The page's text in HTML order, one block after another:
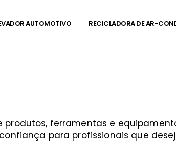
AUTOMOTIVO RECICLADORA DE AR-
ferramentas e
para profissionais que